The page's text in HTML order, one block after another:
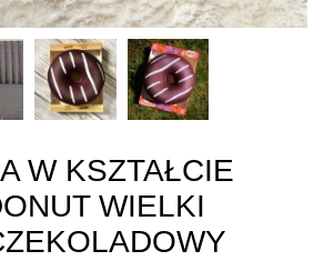
W KSZTAŁCIE
WIELKI